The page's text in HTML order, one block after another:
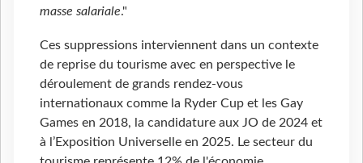
masse salariale."
Ces suppressions interviennent dans un contexte
de reprise du tourisme avec en perspective le
déroulement de grands rendez-vous
internationaux comme la Ryder Cup et les Gay
Games en 2018, la candidature aux JO de 2024 et
à l’Exposition Universelle en 2025. Le secteur du